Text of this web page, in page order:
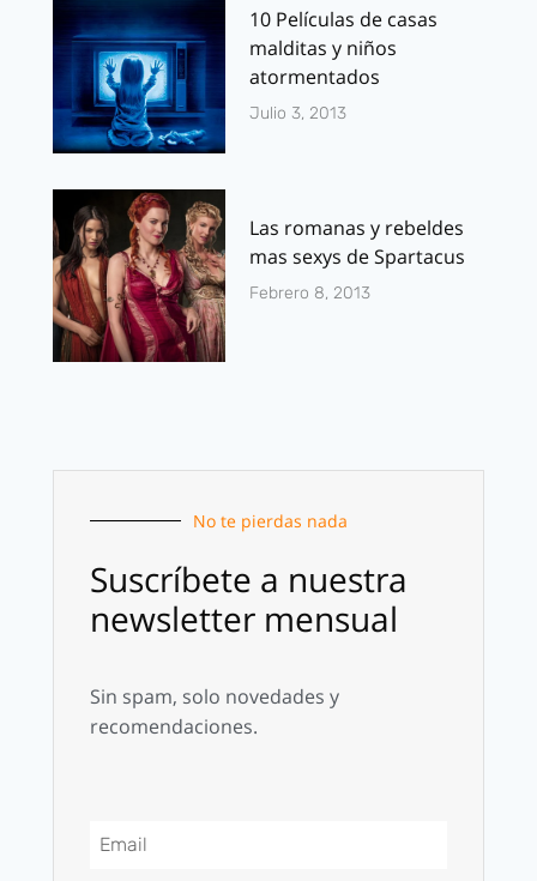
10 Películas de casas
malditas y niños
atormentados
Julio 3, 2013
Las romanas y rebeldes
mas sexys de Spartacus
Febrero 8, 2013
No te pierdas nada
Suscríbete a nuestra
newsletter mensual
Sin spam, solo novedades y
recomendaciones.